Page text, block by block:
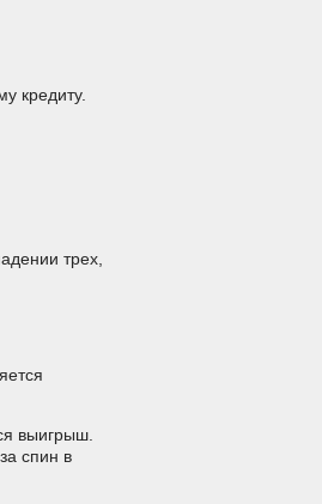
кредиту.
трех,
выигрыш.
спин в